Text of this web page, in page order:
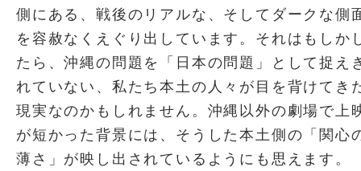
側にある、戦後のリアルな、そしてダークな側
を容赦なくえぐり出しています。それはもしか
たら、沖縄の問題を「日本の問題」として捉え
れていない、私たち本土の人々が目を背けてき
現実なのかもしれません。沖縄以外の劇場で上
が短かった背景には、そうした本土側の「関心
薄さ」が映し出されているようにも思えます。